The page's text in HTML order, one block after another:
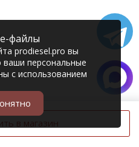
в магазин
файлы
prodiesel.pro вы
ваши персональные
с использованием